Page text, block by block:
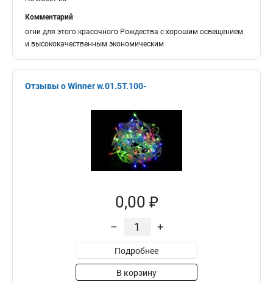
Комментарий
огни для этого красочного Рождества с хорошим освещением
и высококачественным экономическим
Отзывы о Winner w.01.5Т.100-
0,00 ₽
– +
Подробнее
В корзину